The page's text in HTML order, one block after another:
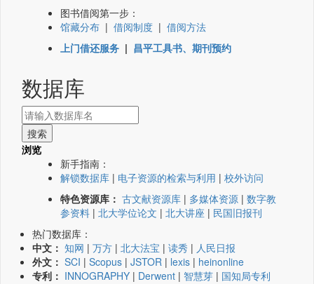
图书借阅第一步：
馆藏分布 | 借阅制度 | 借阅方法
上门借还服务 | 昌平工具书、期刊预约
数据库
浏览
新手指南：
解锁数据库 | 电子资源的检索与利用 | 校外访问
特色资源库： 古文献资源库 | 多媒体资源 | 数字教
参资料 | 北大学位论文 | 北大讲座 | 民国旧报刊
热门数据库：
中文： 知网 | 万方 | 北大法宝 | 读秀 | 人民日报
外文： SCI | Scopus | JSTOR | lexis | heinonline
专利： INNOGRAPHY | Derwent | 智慧芽 | 国知局专利